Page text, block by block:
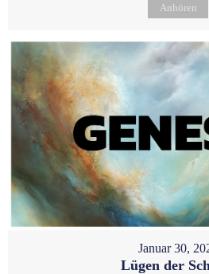
Anhören
Januar 30,
Lügen der